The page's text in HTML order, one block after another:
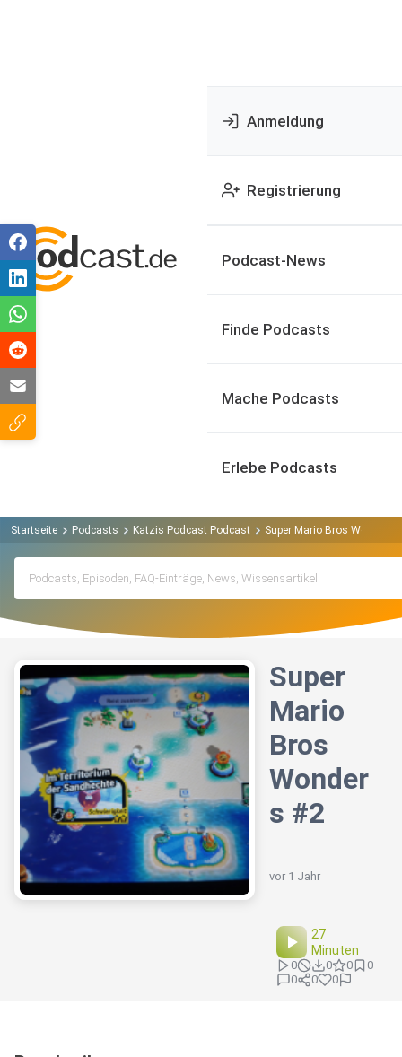
Anmeldung
Registrierung
Podcast-News
Finde Podcasts
Mache Podcasts
Erlebe Podcasts
Startseite Podcasts Katzis Podcast Podcast Super Mario Bros Wonders
Super
Mario
Bros
Wonder
s #2
vor 1 Jahr
27
Minuten
0 0 0
0
0
0 0